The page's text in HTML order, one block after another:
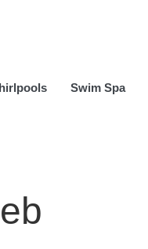
Swim Spa